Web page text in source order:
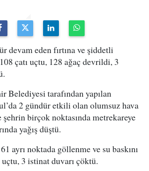
devam eden fırtına ve şiddetli
çatı uçtu, 128 ağaç devrildi, 3
Belediyesi tarafından yapılan
2 gündür etkili olan olumsuz hava
birçok noktasında metrekareye
yağış düştü.
ayrı noktada göllenme ve su baskını
3 istinat duvarı çöktü.